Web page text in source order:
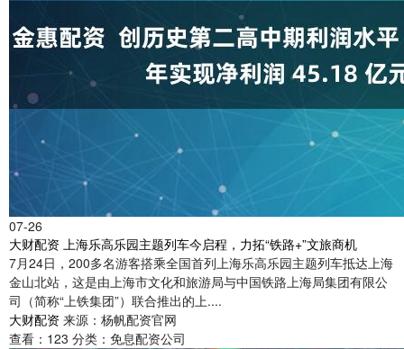
07-26
大财配资 上海乐高乐园主题列车今启程，力拓“铁路+”文旅商机
7月24日，200多名游客搭乘全国首列上海乐高乐园主题列车抵达上海
金山北站，这是由上海市文化和旅游局与中国铁路上海局集团有限公
司（简称“上铁集团”）联合推出的上....
大财配资 来源：杨帆配资官网
查看： 123 分类： 免息配资公司